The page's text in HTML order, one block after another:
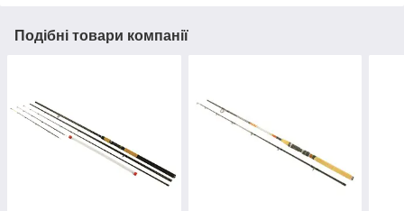
Подібні товари компанії